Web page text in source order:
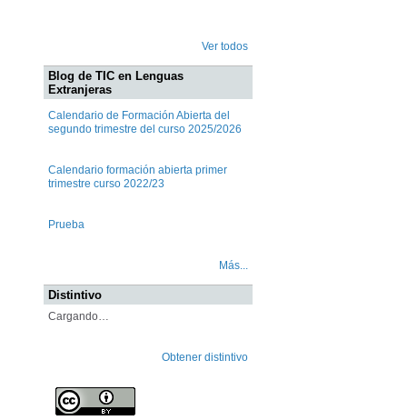
Ver todos
Blog de TIC en Lenguas
Extranjeras
Calendario de Formación Abierta del
segundo trimestre del curso 2025/2026
Calendario formación abierta primer
trimestre curso 2022/23
Prueba
Más...
Distintivo
Cargando…
Obtener distintivo